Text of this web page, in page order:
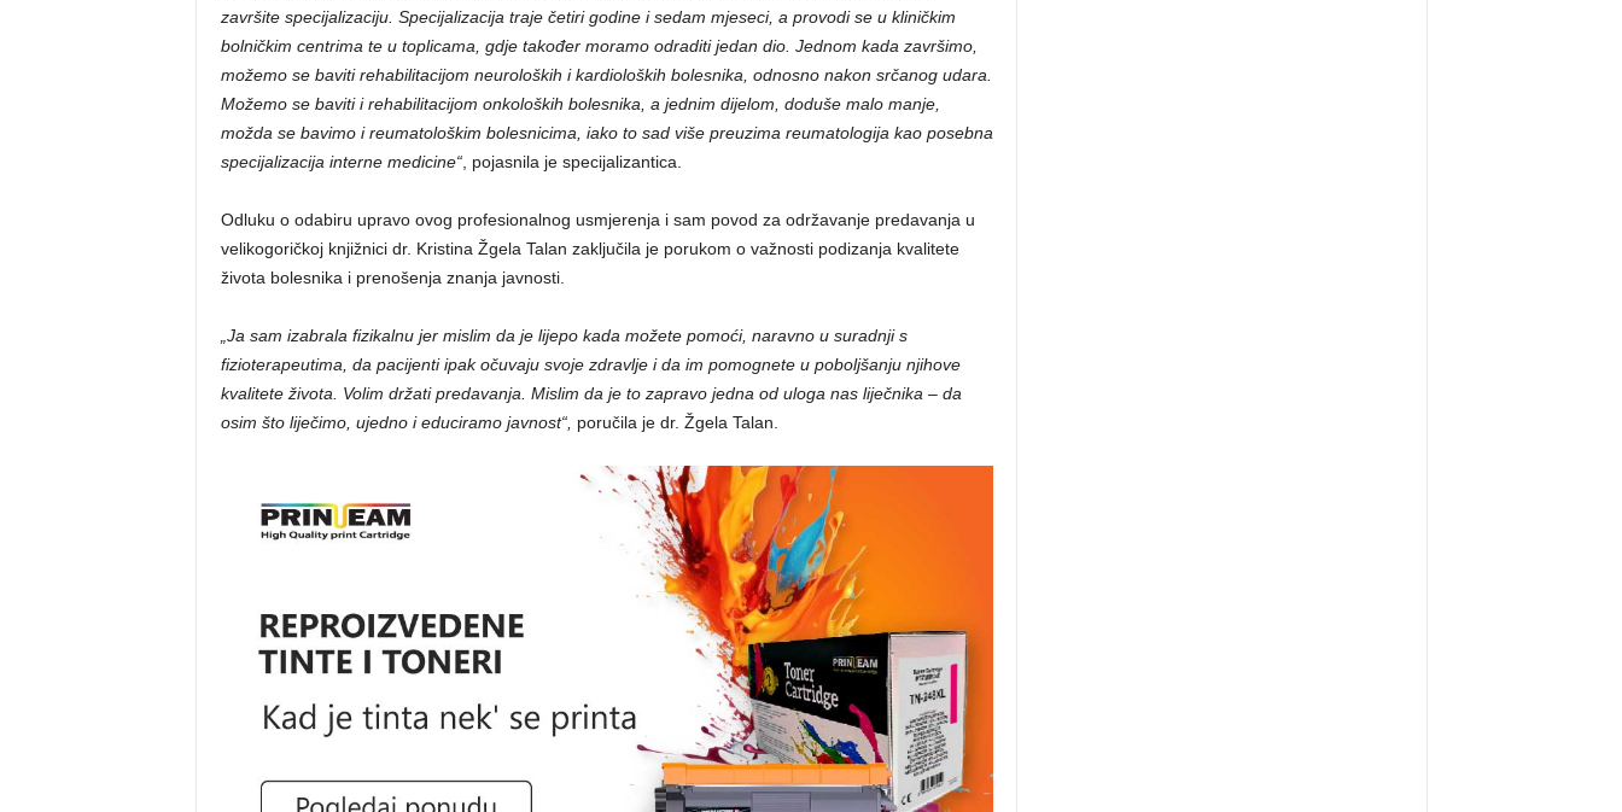
završite specijalizaciju. Specijalizacija traje četiri godine i sedam mjeseci, a provodi se u kliničkim
bolničkim centrima te u toplicama, gdje također moramo odraditi jedan dio. Jednom kada završimo,
možemo se baviti rehabilitacijom neuroloških i kardioloških bolesnika, odnosno nakon srčanog udara.
Možemo se baviti i rehabilitacijom onkoloških bolesnika, a jednim dijelom, doduše malo manje,
možda se bavimo i reumatološkim bolesnicima, iako to sad više preuzima reumatologija kao posebna
specijalizacija interne medicine“, pojasnila je specijalizantica.
Odluku o odabiru upravo ovog profesionalnog usmjerenja i sam povod za održavanje predavanja u
velikogoričkoj knjižnici dr. Kristina Žgela Talan zaključila je porukom o važnosti podizanja kvalitete
života bolesnika i prenošenja znanja javnosti.
„Ja sam izabrala fizikalnu jer mislim da je lijepo kada možete pomoći, naravno u suradnji s
fizioterapeutima, da pacijenti ipak očuvaju svoje zdravlje i da im pomognete u poboljšanju njihove
kvalitete života. Volim držati predavanja. Mislim da je to zapravo jedna od uloga nas liječnika – da
osim što liječimo, ujedno i educiramo javnost“, poručila je dr. Žgela Talan.